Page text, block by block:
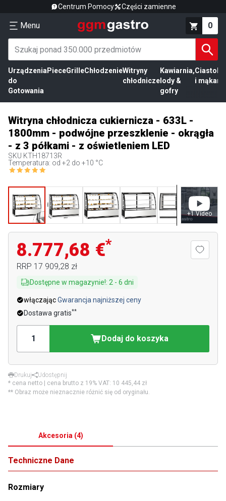
Centrum Pomocy Części zamienne
Menu 0
Urządzenia
do
Gotowania
PieceGrilleChłodzenieWitryny
chłodnicze
Kawiarnia,
lody &
gofry
Ciasto
i mąka
Witryna chłodnicza cukiernicza - 633L -
1800mm - podwójne przeszklenie - okrągła
- z 3 półkami - z oświetleniem LED
SKU KTH18713R
Temperatura: od +2 do +10 °C
+1 Video
8.777,68 €*
RRP 17 909,28 zł
Dostępne w magazynie!: 2 - 6 dni
włączającGwarancja najniższej ceny
Dostawa gratis**
Dodaj do koszyka
Drukuj
Udostępnij
* cena netto | cena brutto z 19% VAT: 10 445,44 zł
** Obraz może nieznacznie różnić się od oryginału.
Akcesoria (4)
Techniczne Dane
Rozmiary